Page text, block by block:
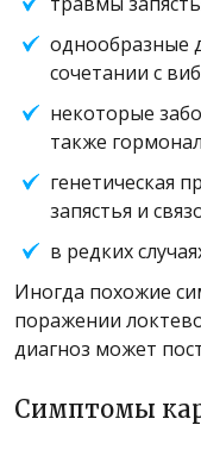
однообразные
сочетании с
некоторые
также
генетическая
запястья и
в редких
Иногда похожие
поражении
диагноз может
Симптомы